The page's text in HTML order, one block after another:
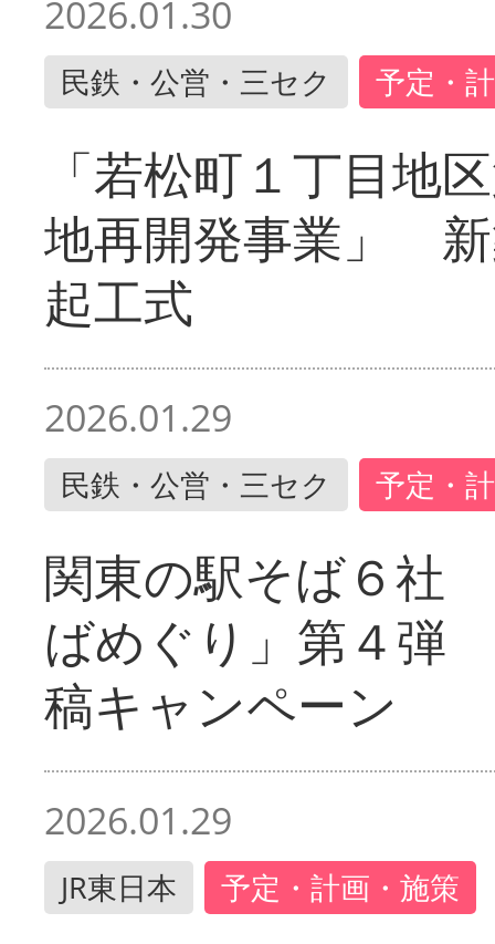
2026.01.30
民鉄・公営・三セク 予定・
「若松町１丁目地
地再開発事業」
起工式
2026.01.29
民鉄・公営・三セク 予定・
関東の駅そば６社
ばめぐり」第４弾
稿キャンペーン
2026.01.29
JR東日本 予定・計画・施策